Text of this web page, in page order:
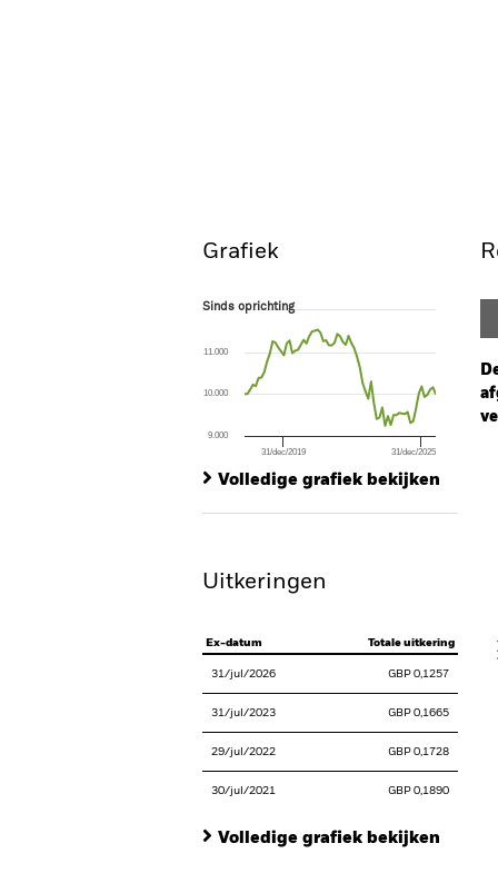
Grafiek
Sinds oprichting
The chart has 1 X axis displaying Time.
The chart has 1 Y axis displaying values.
Sinds oprichting
31/dec/2019 31/dec/2025
9.000
10.000
11.000
Volledige grafiek bekijken
Uitkeringen
Ex-datum Totale uitkering
31/jul/2026 GBP 0,1257
31/jul/2023 GBP 0,1665
29/jul/2022 GBP 0,1728
30/jul/2021 GBP 0,1890
Volledige grafiek bekijken